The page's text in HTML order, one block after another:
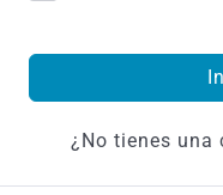
¿No tienes una